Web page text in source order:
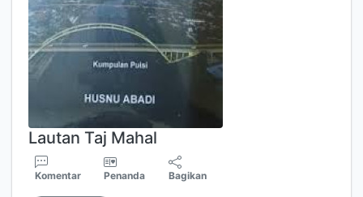
Lautan Taj Mahal
Komentar Penanda Bagikan